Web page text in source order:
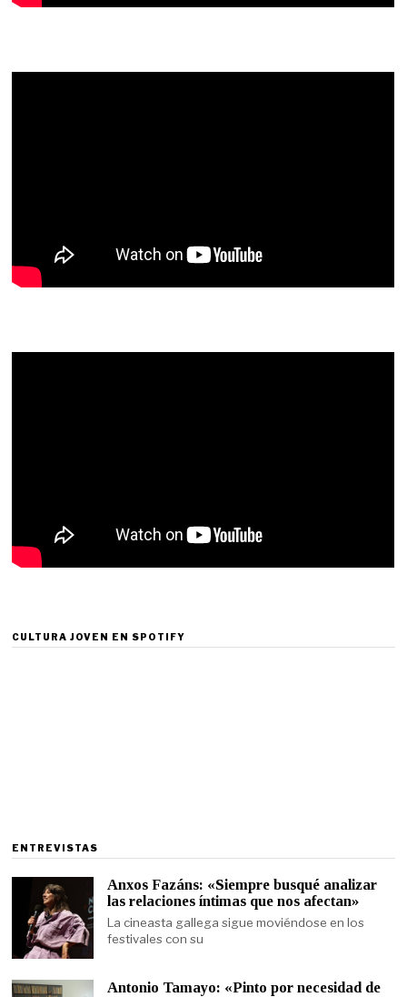
CULTURA JOVEN EN SPOTIFY
ENTREVISTAS
Anxos Fazáns: «Siempre busqué analizar
las relaciones íntimas que nos afectan»
La cineasta gallega sigue moviéndose en los
festivales con su
Antonio Tamayo: «Pinto por necesidad de